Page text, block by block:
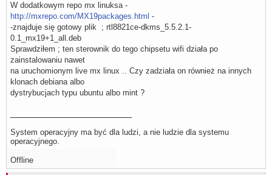
W dodatkowym repo mx linuksa -
http://mxrepo.com/MX19packages.html -
-znajduje się gotowy plik ; rtl8821ce-dkms_5.5.2.1-
0.1_mx19+1_all.deb
Sprawdziłem ; ten sterownik do tego chipsetu wifi działa po
zainstalowaniu nawet
na uruchomionym live mx linux .. Czy zadziała on również na innych
klonach debiana albo
dystrybucjach typu ubuntu albo mint ?
System operacyjny ma być dla ludzi, a nie ludzie dla systemu
operacyjnego.
Offline